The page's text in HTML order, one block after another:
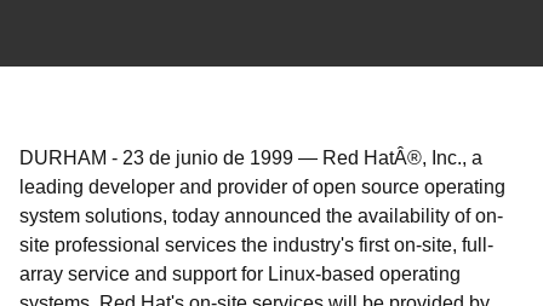
DURHAM - 23 de junio de 1999 — Red HatÂ®, Inc., a
leading developer and provider of open source operating
system solutions, today announced the availability of on-
site professional services the industry's first on-site, full-
array service and support for Linux-based operating